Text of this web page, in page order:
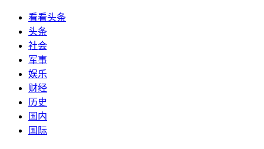
看看头条
头条
社会
军事
娱乐
财经
历史
国内
国际